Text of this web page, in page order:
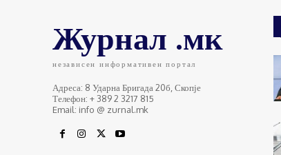
Журнал .мк
независен информативен портал
Адреса: 8 Ударна Бригада 20б, Скопје
Телефон: + 389 2 3217 815
Email: info @ zurnal.mk